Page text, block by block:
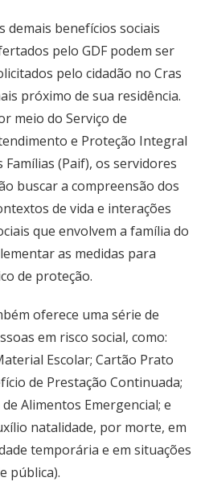
demais benefícios sociais
pelo GDF podem ser
pelo cidadão no Cras
próximo de sua residência.
meio do Serviço de
e Proteção Integral
Famílias (Paif), os servidores
buscar a compreensão dos
de vida e interações
que envolvem a família do
as medidas para
de proteção.
oferece uma série de
em risco social, como:
Escolar; Cartão Prato
de Prestação Continuada;
Alimentos Emergencial; e
natalidade, por morte, em
temporária e em situações
pública).